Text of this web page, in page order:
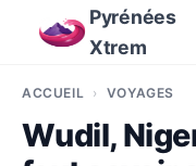
Pyrénées
Xtrem
ACCUEIL VOYAGES
Wudil,